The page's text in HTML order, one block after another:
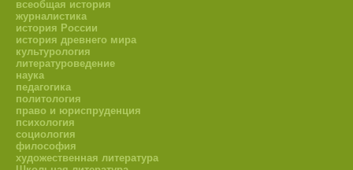
всеобщая история
журналистика
история России
история древнего мира
культурология
литературоведение
наука
педагогика
политология
право и юриспруденция
психология
социология
философия
художественная литература